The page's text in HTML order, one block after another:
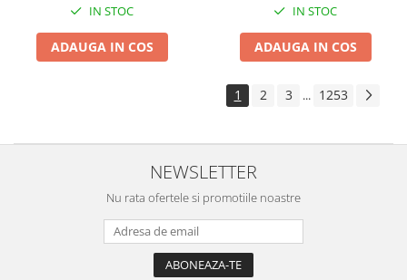
IN STOC
ADAUGA IN COS
IN STOC
ADAUGA IN COS
1 2 3 ... 1253
NEWSLETTER
Nu rata ofertele si promotiile noastre